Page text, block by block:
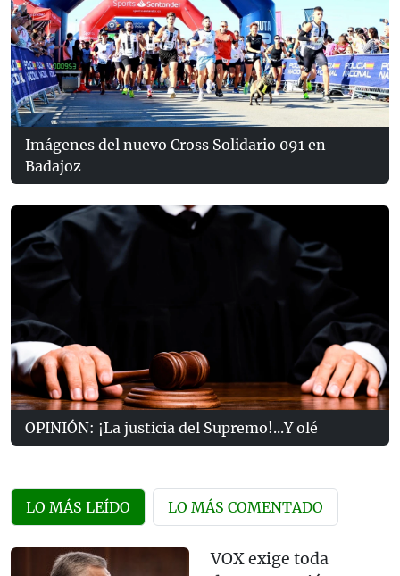
Imágenes del nuevo Cross Solidario 091 en
Badajoz
OPINIÓN: ¡La justicia del Supremo!...Y olé
LO MÁS LEÍDO LO MÁS COMENTADO
VOX exige toda